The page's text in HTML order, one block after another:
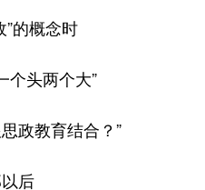
”的概念时
个头两个大”
政教育结合？”
以后